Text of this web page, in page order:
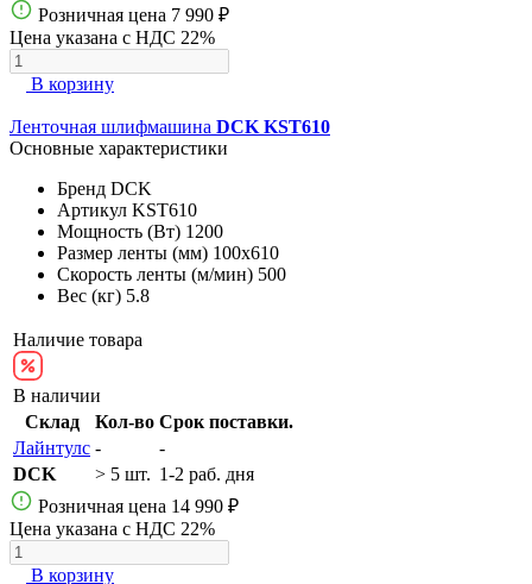
Розничная цена 7 990 ₽
Цена указана с НДС 22%
В корзину
Ленточная шлифмашина DCK KST610
Основные характеристики
Бренд DCK
Артикул KST610
Мощность (Вт) 1200
Размер ленты (мм) 100x610
Скорость ленты (м/мин) 500
Вес (кг) 5.8
Наличие товара
В наличии
Склад
Кол-во Срок поставки.
Лайнтулс -
-
DCK
> 5 шт. 1-2 раб. дня
Розничная цена 14 990 ₽
Цена указана с НДС 22%
В корзину